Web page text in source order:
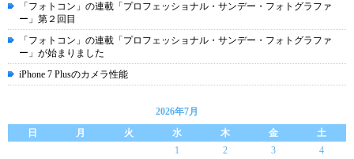
「フォトコン」の連載「プロフェッショナル・サンデー・フォトグラファ
ー」第２回目
「フォトコン」の連載「プロフェッショナル・サンデー・フォトグラファ
ー」が始まりました
iPhone 7 Plusのカメラ性能
2026年7月
日
月 火 水 木 金
土
1
2 3
4